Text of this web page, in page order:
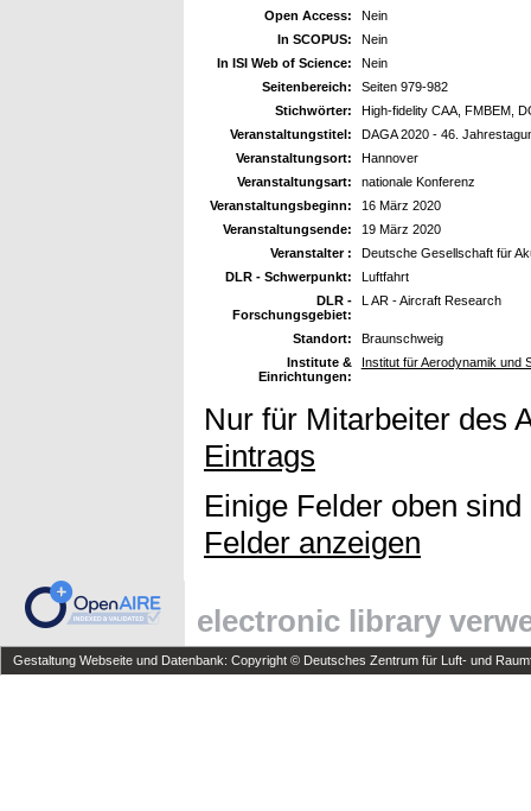
Open Access:
Nein
In SCOPUS:
Nein
In ISI Web of Science:
Nein
Seitenbereich:
Seiten 979-982
Stichwörter:
High-fidelity CAA, FMBEM,
Veranstaltungstitel:
DAGA 2020 - 46.
Veranstaltungsort:
Hannover
Veranstaltungsart:
nationale Konferenz
Veranstaltungsbeginn:
16 März 2020
Veranstaltungsende:
19 März 2020
Veranstalter :
Deutsche Gesellschaft für
DLR - Schwerpunkt:
Luftfahrt
DLR -
Forschungsgebiet:
L AR - Aircraft Research
Standort:
Braunschweig
Institute &
Einrichtungen:
Institut für Aerodynamik und
Nur für Mitarbeiter des
Eintrags
Einige Felder oben
Felder anzeigen
electronic library
Gestaltung Webseite und Datenbank: Copyright © Deutsches Zentrum für Luft- und